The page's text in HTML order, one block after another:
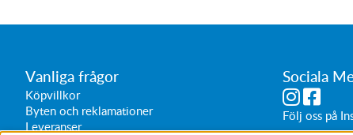
Vanliga frågor
Köpvillkor
Byten och reklamationer
Leveranser
Sociala
Följ oss på